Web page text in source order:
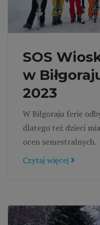
SOS
w
2023
W Biłgoraju ferie
dlatego też dzieci
ocen semestralnych.
Czytaj więcej